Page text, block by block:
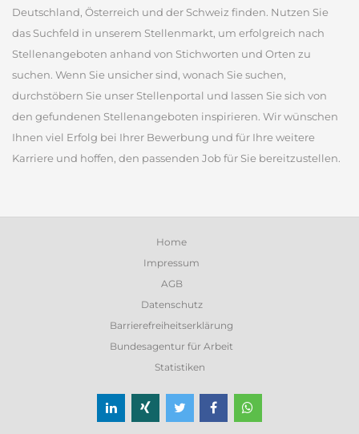
Deutschland, Österreich und der Schweiz finden. Nutzen Sie
das Suchfeld in unserem Stellenmarkt, um erfolgreich nach
Stellenangeboten anhand von Stichworten und Orten zu
suchen. Wenn Sie unsicher sind, wonach Sie suchen,
durchstöbern Sie unser Stellenportal und lassen Sie sich von
den gefundenen Stellenangeboten inspirieren. Wir wünschen
Ihnen viel Erfolg bei Ihrer Bewerbung und für Ihre weitere
Karriere und hoffen, den passenden Job für Sie bereitzustellen.
Home
Impressum
AGB
Datenschutz
Barrierefreiheitserklärung
Bundesagentur für Arbeit
Statistiken